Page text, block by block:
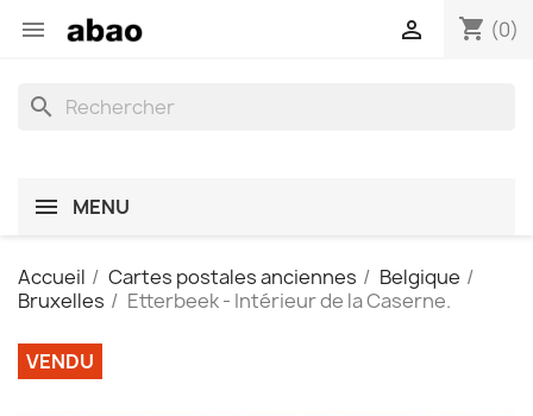
 shopping_cart (0)

search
MENU
Accueil Cartes postales anciennes
Belgique
Bruxelles
Etterbeek - Intérieur de la Caserne.
VENDU